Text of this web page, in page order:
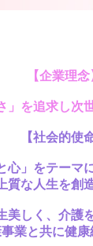
【企業理念
」を追求し次
【社会的使
心」をテーマ
質な人生を創
美しく、 介護
業と共に健康